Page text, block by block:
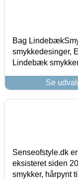
Bag
smykkedesinger,
Lindebæk
Se
Senseofstyle.dk
eksisteret siden
smykker, hårpynt